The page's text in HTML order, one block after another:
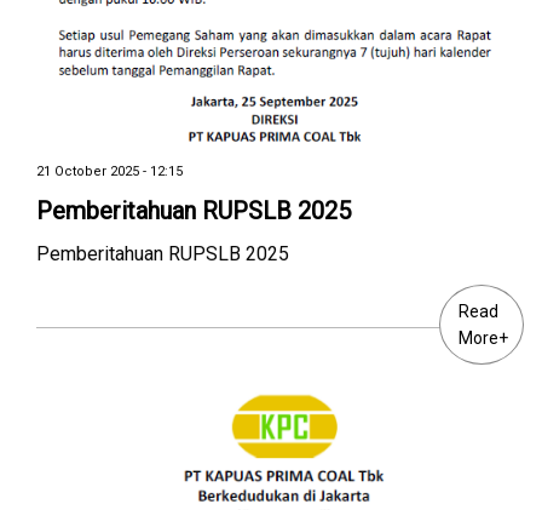
21 October 2025 - 12:15
Pemberitahuan RUPSLB 2025
Pemberitahuan RUPSLB 2025
Read
More+